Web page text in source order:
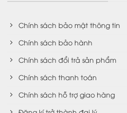
Chính sách bảo mật thông tin
Chính sách bảo hành
Chính sách đổi trả sản phẩm
Chính sách thanh toán
Chính sách hỗ trợ giao hàng